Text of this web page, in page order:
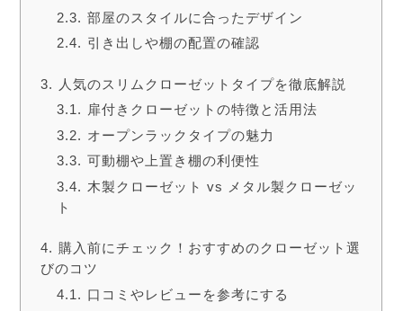
部屋のスタイルに合ったデザイン
引き出しや棚の配置の確認
人気のスリムクローゼットタイプを徹底解説
扉付きクローゼットの特徴と活用法
オープンラックタイプの魅力
可動棚や上置き棚の利便性
木製クローゼット vs メタル製クローゼッ
ト
購入前にチェック！おすすめのクローゼット選
びのコツ
口コミやレビューを参考にする